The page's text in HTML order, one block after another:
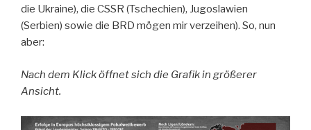
die Ukraine), die CSSR (Tschechien), Jugoslawien
(Serbien) sowie die BRD mögen mir verzeihen). So, nun
aber:
Nach dem Klick öffnet sich die Grafik in größerer
Ansicht.